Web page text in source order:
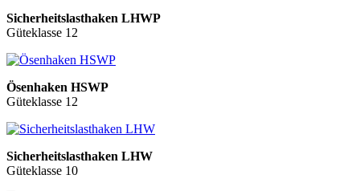
Sicherheitslasthaken LHWP
Güteklasse 12
Ösenhaken HSWP
Güteklasse 12
Sicherheitslasthaken LHW
Güteklasse 10